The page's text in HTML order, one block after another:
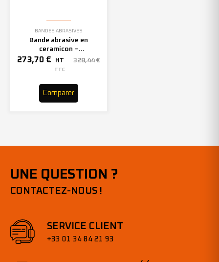
BANDES ABRASIVES
Bande abrasive en
ceramicon –
150mmx2000mm – Grain 40
– 305969 (x10)
273,70 € HT 328,44 €
TTC
Comparer
UNE QUESTION ?
CONTACTEZ-NOUS !
SERVICE CLIENT
+33 01 34 84 21 93